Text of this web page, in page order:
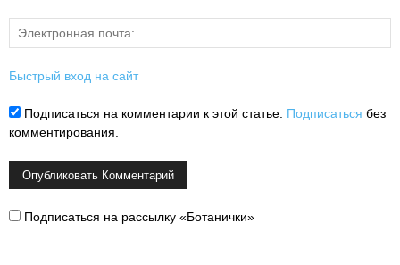
Быстрый вход на сайт
Подписаться на комментарии к этой статье. Подписаться без
комментирования.
Подписаться на рассылку «Ботанички»